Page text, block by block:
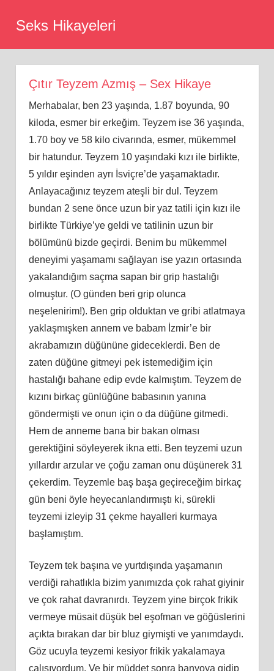
Seks Hikayeleri
Çıtır Teyzem Azmış – Sex Hikaye
Merhabalar, ben 23 yaşında, 1.87 boyunda, 90
kiloda, esmer bir erkeğim. Teyzem ise 36 yaşında,
1.70 boy ve 58 kilo civarında, esmer, mükemmel
bir hatundur. Teyzem 10 yaşındaki kızı ile birlikte,
5 yıldır eşinden ayrı İsviçre’de yaşamaktadır.
Anlayacağınız teyzem ateşli bir dul. Teyzem
bundan 2 sene önce uzun bir yaz tatili için kızı ile
birlikte Türkiye’ye geldi ve tatilinin uzun bir
bölümünü bizde geçirdi. Benim bu mükemmel
deneyimi yaşamamı sağlayan ise yazın ortasında
yakalandığım saçma sapan bir grip hastalığı
olmuştur. (O günden beri grip olunca
neşelenirim!). Ben grip olduktan ve gribi atlatmaya
yaklaşmışken annem ve babam İzmir’e bir
akrabamızın düğününe gideceklerdi. Ben de
zaten düğüne gitmeyi pek istemediğim için
hastalığı bahane edip evde kalmıştım. Teyzem de
kızını birkaç günlüğüne babasının yanına
göndermişti ve onun için o da düğüne gitmedi.
Hem de anneme bana bir bakan olması
gerektiğini söyleyerek ikna etti. Ben teyzemi uzun
yıllardır arzular ve çoğu zaman onu düşünerek 31
çekerdim. Teyzemle baş başa geçireceğim birkaç
gün beni öyle heyecanlandırmıştı ki, sürekli
teyzemi izleyip 31 çekme hayalleri kurmaya
başlamıştım.
Teyzem tek başına ve yurtdışında yaşamanın
verdiği rahatlıkla bizim yanımızda çok rahat giyinir
ve çok rahat davranırdı. Teyzem yine birçok frikik
vermeye müsait düşük bel eşofman ve göğüslerini
açıkta bırakan dar bir bluz giymişti ve yanımdaydı.
Göz ucuyla teyzemi kesiyor frikik yakalamaya
çalışıyordum. Ve bir müddet sonra banyoya gidip